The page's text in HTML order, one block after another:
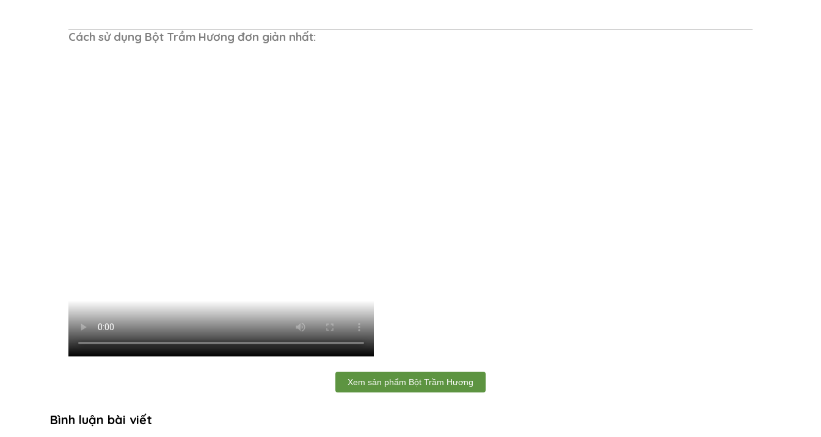
Cách sử dụng Bột Trầm Hương đơn giản nhất:
Xem sản phẩm Bột Trầm Hương
Bình luận bài viết